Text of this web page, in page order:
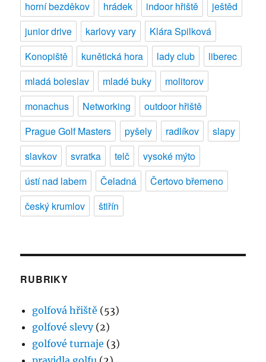
horní bezděkov
hrádek indoor hřiště
ještěd
junior drive
karlovy vary
Klára Spilková
Konopiště
kunětická hora lady club
liberec
mladá boleslav
mladé buky
molitorov
monachus
Networking
outdoor hřiště
Prague Golf Masters
pyšely radlíkov
slapy
slavkov
svratka telč
vysoké mýto
ústí nad labem
Čeladná
Čertovo břemeno
český krumlov
štiřín
RUBRIKY
golfová hřiště (53)
golfové slevy(2)
golfové turnaje (3)